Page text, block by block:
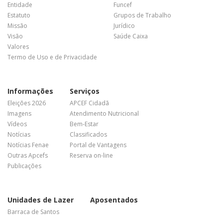
Entidade
Estatuto
Missão
Visão
Valores
Termo de Uso e de Privacidade
Funcef
Grupos de Trabalho
Jurídico
Saúde Caixa
Informações
Eleições 2026
Imagens
Vídeos
Notícias
Notícias Fenae
Outras Apcefs
Publicações
Serviços
APCEF Cidadã
Atendimento Nutricional
Bem-Estar
Classificados
Portal de Vantagens
Reserva on-line
Unidades de Lazer
Barraca de Santos
Aposentados